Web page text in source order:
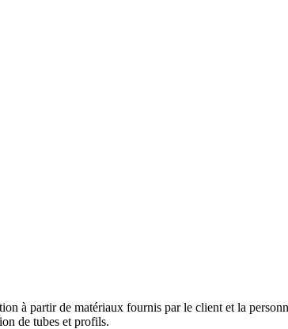
à partir de matériaux fournis par le client et la
de tubes et profils.